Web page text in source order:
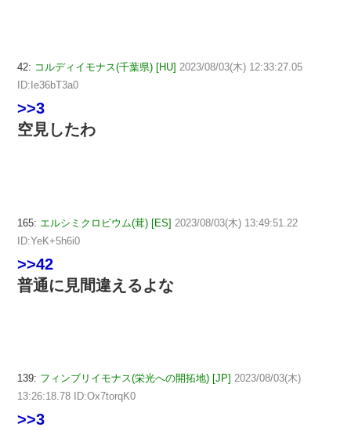
42: コルディイモナス(千葉県) [HU] 2023/08/03(木) 12:33:27.05
ID:Ie36bT3a0
>>3
空見したわ
165: エルシミクロビウム(茸) [ES] 2023/08/03(木) 13:49:51.22
ID:YeK+5h6i0
>>42
普通に見間違えるよな
139: フィンブリイモナス(栄光への開拓地) [JP] 2023/08/03(木)
13:26:18.78 ID:Ox7torqK0
>>3